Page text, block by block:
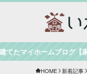
マイホームブログ【家
HOME 新着記事